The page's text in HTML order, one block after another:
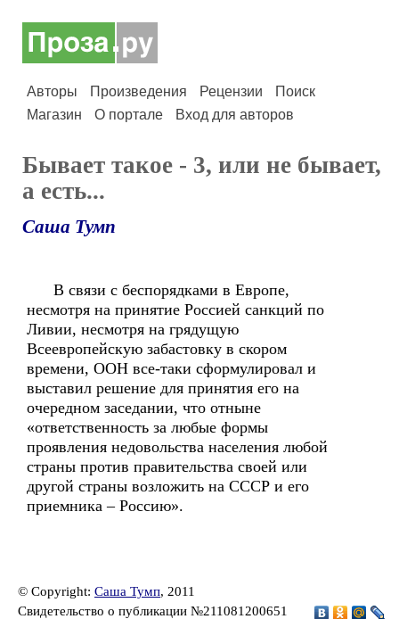
Авторы Произведения Рецензии
Поиск
Магазин
О портале Вход для авторов
Бывает такое - 3, или не бывает,
а есть...
Саша Тумп
В связи с беспорядками в Европе,
несмотря на принятие Россией санкций по
Ливии, несмотря на грядущую
Всеевропейскую забастовку в скором
времени, ООН все-таки сформулировал и
выставил решение для принятия его на
очередном заседании, что отныне
«ответственность за любые формы
проявления недовольства населения любой
страны против правительства своей или
другой страны возложить на СССР и его
приемника – Россию».
© Copyright: Саша Тумп, 2011
Свидетельство о публикации №211081200651